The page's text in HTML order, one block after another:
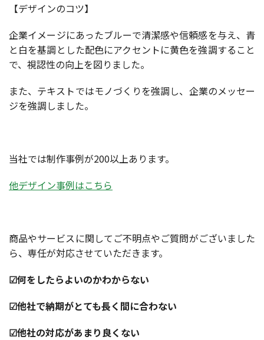
【デザインのコツ】
企業イメージにあったブルーで清潔感や信頼感を与え、青
と白を基調とした配色にアクセントに黄色を強調すること
で、視認性の向上を図りました。
また、テキストではモノづくりを強調し、企業のメッセー
ジを強調しました。
当社では制作事例が200以上あります。
他デザイン事例はこちら
商品やサービスに関してご不明点やご質問がございました
ら、専任が対応させていただきます。
☑何をしたらよいのかわからない
☑他社で納期がとても長く間に合わない
☑他社の対応があまり良くない